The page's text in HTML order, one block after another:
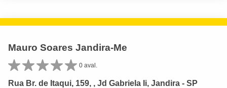
Mauro Soares Jandira-Me
0 aval.
Rua Br. de Itaqui, 159, , Jd Gabriela Ii, Jandira - SP